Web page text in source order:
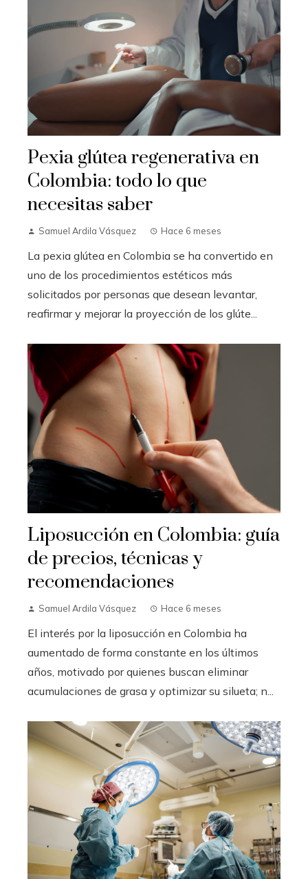
Pexia glútea regenerativa en
Colombia: todo lo que
necesitas saber
Samuel Ardila Vásquez Hace 6 meses
La pexia glútea en Colombia se ha convertido en
uno de los procedimientos estéticos más
solicitados por personas que desean levantar,
reafirmar y mejorar la proyección de los glúte...
Liposucción en Colombia: guía
de precios, técnicas y
recomendaciones
Samuel Ardila Vásquez Hace 6 meses
El interés por la liposucción en Colombia ha
aumentado de forma constante en los últimos
años, motivado por quienes buscan eliminar
acumulaciones de grasa y optimizar su silueta; n...